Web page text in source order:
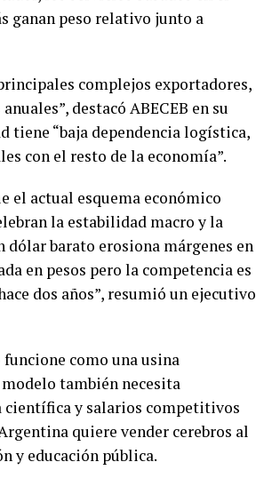
ganan peso relativo junto a
complejos exportadores,
destacó ABECEB en su
“baja dependencia logística,
con el resto de la economía”.
el actual esquema económico
la estabilidad macro y la
barato erosiona márgenes en
en pesos pero la competencia es
dos años”, resumió un ejecutivo
como una usina
también necesita
y salarios competitivos
quiere vender cerebros al
y educación pública.